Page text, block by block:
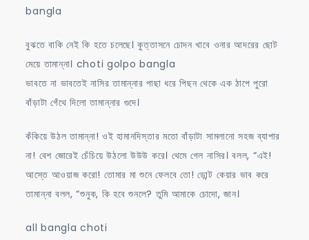
bangla
বুঝতে বাকি নেই কি হতে চলেছে। কুত্তাসনে চোদন খাবে ওনার আদরের ছোট
মেয়ে তামান্না। choti golpo bangla
ভাবতে না ভাবতেই নাসির তামান্নার পাছা ধরে পিছন থেকে এক ঠাপে পুরো
বাঁড়াটা গেঁথে দিলো তামান্নার গুদে।
কঁকিয়ে উঠল তামান্না! ওই হামানদিস্তার মতো বাঁড়াটা সামলানো সহজ ব্যাপার
না! বেশ জোরেই চেঁচিয়ে উঠলো উউউ করে। থেমে গেল নাসির। বলল, “এই!
আস্তে আওয়াজ করো! তোমার মা শুনে ফেলবে তো! ডোন্ট কেয়ার ভাব করে
তামান্না বলল, “শুনুক, কি হবে শুনলে? তুমি আমাকে চোদো, জান।
all bangla choti